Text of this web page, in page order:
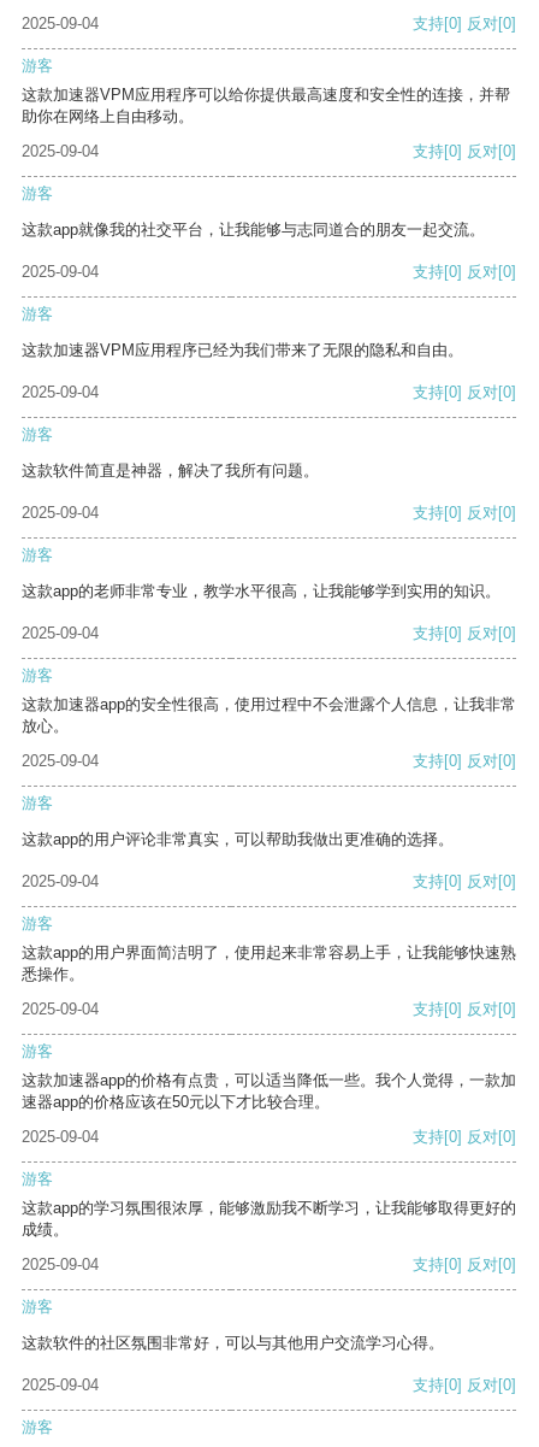
2025-09-04
支持[0] 反对[0]
游客
这款加速器VPM应用程序可以给你提供最高速度和安全性的连接，并帮
助你在网络上自由移动。
2025-09-04
支持[0] 反对[0]
游客
这款app就像我的社交平台，让我能够与志同道合的朋友一起交流。
2025-09-04 支持[0] 反对[0]
游客
这款加速器VPM应用程序已经为我们带来了无限的隐私和自由。
2025-09-04 支持[0] 反对[0]
游客
这款软件简直是神器，解决了我所有问题。
2025-09-04 支持[0] 反对[0]
游客
这款app的老师非常专业，教学水平很高，让我能够学到实用的知识。
2025-09-04 支持[0] 反对[0]
游客
这款加速器app的安全性很高，使用过程中不会泄露个人信息，让我非常
放心。
2025-09-04
支持[0] 反对[0]
游客
这款app的用户评论非常真实，可以帮助我做出更准确的选择。
2025-09-04 支持[0] 反对[0]
游客
这款app的用户界面简洁明了，使用起来非常容易上手，让我能够快速熟
悉操作。
2025-09-04
支持[0] 反对[0]
游客
这款加速器app的价格有点贵，可以适当降低一些。我个人觉得，一款加
速器app的价格应该在50元以下才比较合理。
2025-09-04
支持[0] 反对[0]
游客
这款app的学习氛围很浓厚，能够激励我不断学习，让我能够取得更好的
成绩。
2025-09-04
支持[0] 反对[0]
游客
这款软件的社区氛围非常好，可以与其他用户交流学习心得。
2025-09-04 支持[0] 反对[0]
游客